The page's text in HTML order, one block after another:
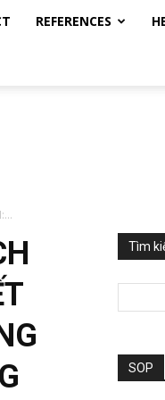
REFERENCES
Tìm
SOP